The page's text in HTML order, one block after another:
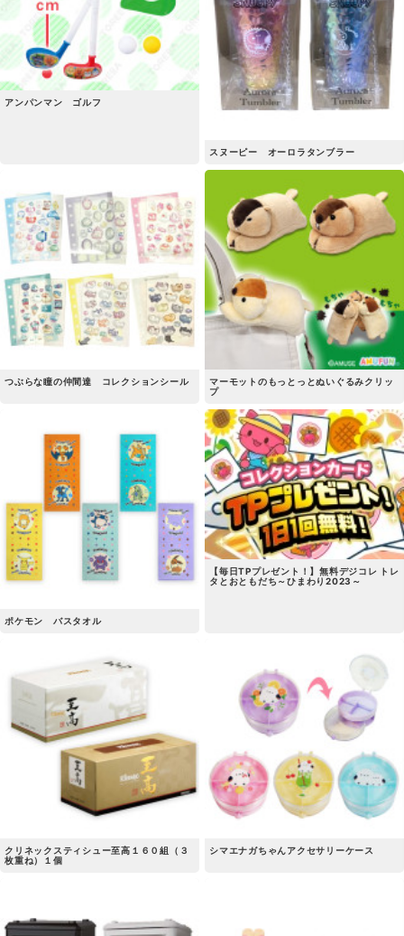
アンパンマン ゴルフ
スヌーピー オーロラタンブラー
つぶらな瞳の仲間達 コレクションシール
マーモットのもっとっとぬいぐるみクリッ
プ
ポケモン バスタオル
【毎日TPプレゼント！】無料デジコレ トレ
タとおともだち～ひまわり2023～
クリネックスティシュー至高１６０組（３
枚重ね）１個
シマエナガちゃんアクセサリーケース